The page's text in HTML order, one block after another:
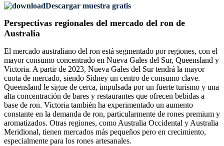
Descargar muestra gratis
Perspectivas regionales del mercado del ron de
Australia
El mercado australiano del ron está segmentado por regiones, con el
mayor consumo concentrado en Nueva Gales del Sur, Queensland y
Victoria. A partir de 2023, Nueva Gales del Sur tendrá la mayor
cuota de mercado, siendo Sídney un centro de consumo clave.
Queensland le sigue de cerca, impulsada por un fuerte turismo y una
alta concentración de bares y restaurantes que ofrecen bebidas a
base de ron. Victoria también ha experimentado un aumento
constante en la demanda de ron, particularmente de rones premium y
aromatizados. Otras regiones, como Australia Occidental y Australia
Meridional, tienen mercados más pequeños pero en crecimiento,
especialmente para los rones artesanales.